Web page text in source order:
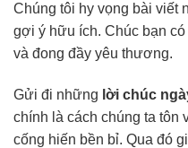
Chúng tôi hy vọng bài viết
gợi ý hữu ích. Chúc bạn
và đong đầy yêu thương.
Gửi đi những lời chúc
chính là cách chúng ta
cống hiến bền bỉ. Qua đó